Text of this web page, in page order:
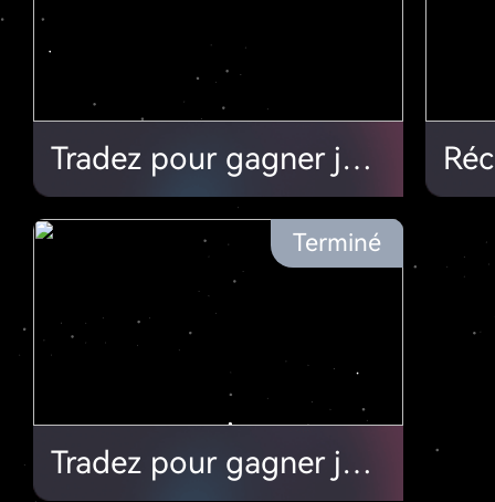
Tradez pour gagner jusqu'à 1 ETH/ 4000$
Tradez pour gagner jusqu'à 1 ETH/ 4000$
Terminé